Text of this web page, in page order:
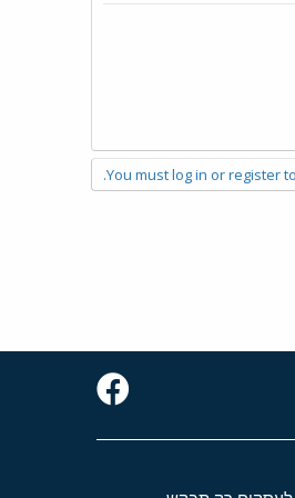
You must log in or register